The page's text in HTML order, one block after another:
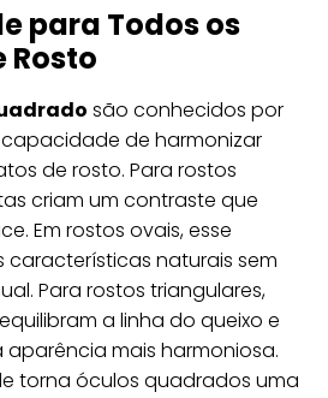
para Todos os
Rosto
são conhecidos por
de harmonizar
de rosto. Para rostos
criam um contraste que
Em rostos ovais, esse
naturais sem
Para rostos triangulares,
a linha do queixo e
mais harmoniosa.
torna óculos quadrados uma